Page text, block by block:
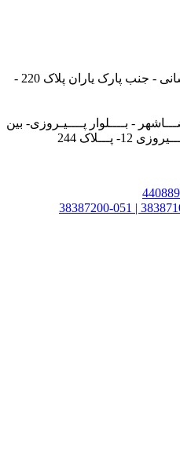
تهران - خیابان آیت الله کاشانی - جنب پارک یاران پلاک 220 -
- بــــلوار پــــیـروزی- بین
پـــلاک 244